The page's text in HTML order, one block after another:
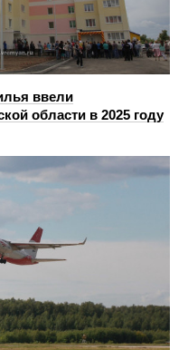
ввели
области в 2025 году